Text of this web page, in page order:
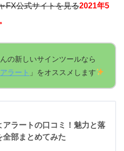
FX公式サイトを見る2021年5
の新しいサインツールなら
ラート 」をオススメします
アラートの口コミ！魅力と落
全部まとめてみた